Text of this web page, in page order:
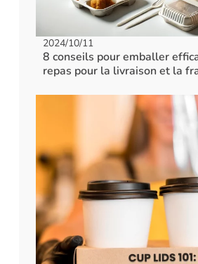
2024/10/11
8 conseils pour emballer
repas pour la livraison et la